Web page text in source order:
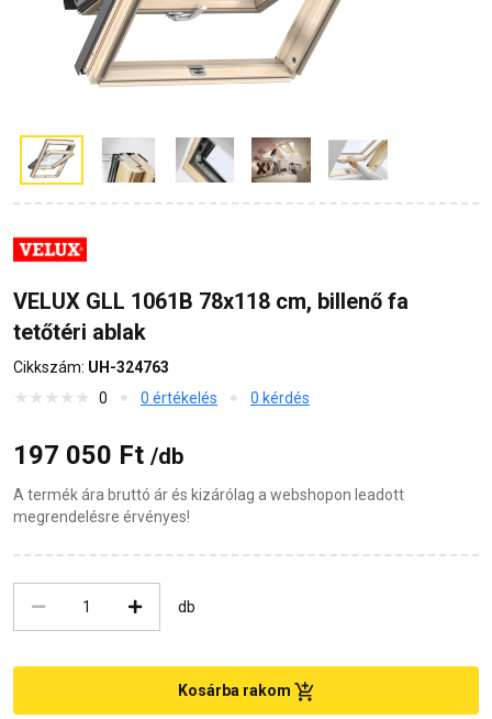
VELUX GLL 1061B 78x118 cm, billenő fa
tetőtéri ablak
Cikkszám: UH-324763
0
0 értékelés 0 kérdés
197 050 Ft /db
A termék ára bruttó ár és kizárólag a webshopon leadott
megrendelésre érvényes!
db
Kosárba rakom